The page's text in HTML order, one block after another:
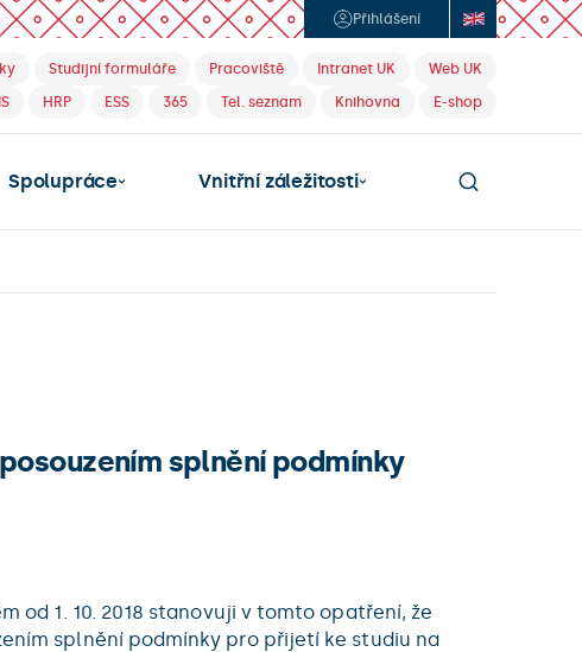
Přihlášení
Studijní formuláře Pracoviště Intranet UK
Web UK
HRP ESS 365 Tel. seznam Knihovna E-shop
Spolupráce Vnitřní záležitosti
splnění podmínky
od 1. 10. 2018 stanovuji v tomto opatření, že
splnění podmínky pro přijetí ke studiu na